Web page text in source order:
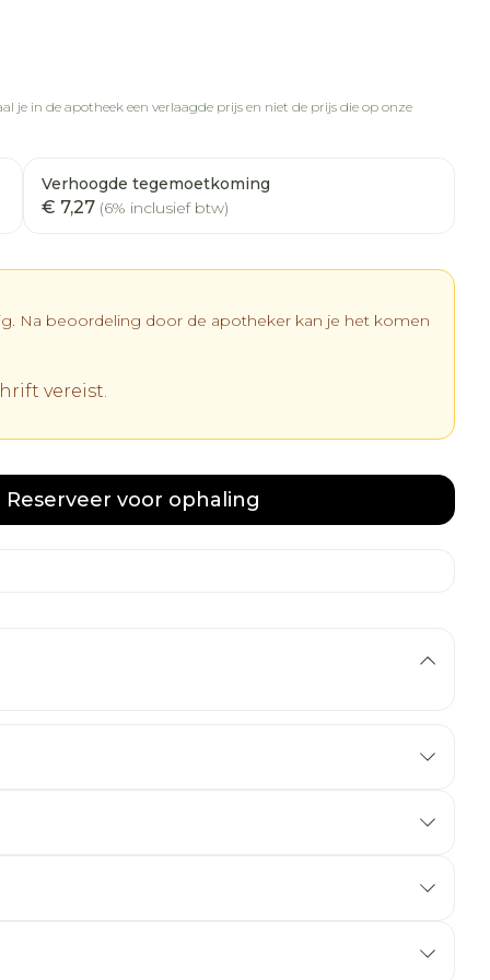
je in de apotheek een verlaagde prijs en niet de prijs die op onze
Verhoogde tegemoetkoming
€ 7,27 (6% inclusief btw)
Na beoordeling door de apotheker kan je het komen
vereist.
Reserveer voor ophaling
bevat 500 mg clarithromycine.
voor orale suspensie bevat 125 mg